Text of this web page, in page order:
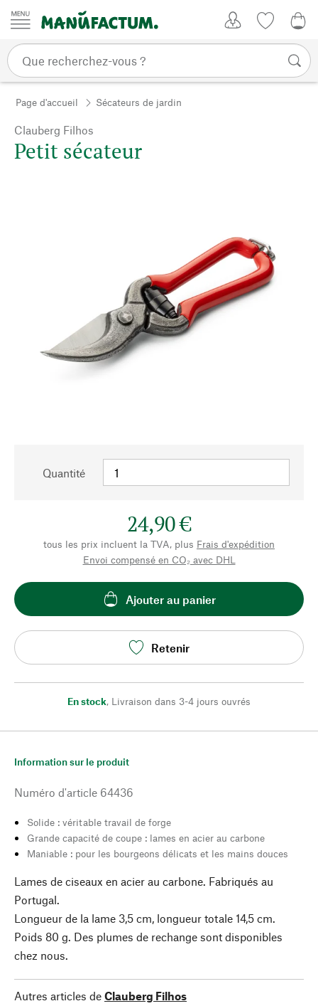
Passer au contenu
Page d'accueil Sécateurs de jardin
Clauberg Filhos
Petit sécateur
Quantité
24,90 €
tous les prix incluent la TVA, plus Frais d'expédition
Envoi compensé en CO₂ avec DHL
Ajouter au panier
Retenir
En stock, Livraison dans 3-4 jours ouvrés
Information sur le produit
Numéro d'article 64436
Solide : véritable travail de forge
Grande capacité de coupe : lames en acier au carbone
Maniable : pour les bourgeons délicats et les mains douces
Lames de ciseaux en acier au carbone. Fabriqués au
Portugal.
Longueur de la lame 3,5 cm, longueur totale 14,5 cm.
Poids 80 g. Des plumes de rechange sont disponibles
chez nous.
Autres articles de Clauberg Filhos